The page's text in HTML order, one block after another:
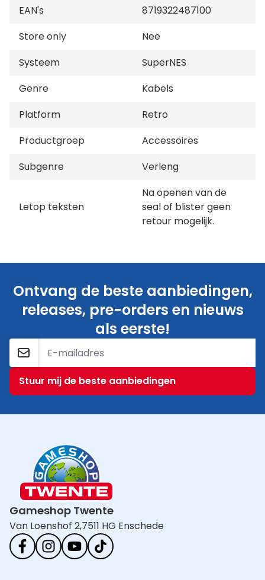
EAN's
8719322487100
Store only
Nee
Systeem
SuperNES
Genre
Kabels
Platform
Retro
Productgroep
Accessoires
Subgenre
Verleng
Letop teksten
Na openen van de
seal of blister geen
retour mogelijk.
Ontvang de beste aanbiedingen,
releases, pre-orders en nieuws
als eerste!
E-mailadres
Stuur mij de beste aanbiedingen
Gameshop Twente
Van Loenshof 2,7511 HG Enschede